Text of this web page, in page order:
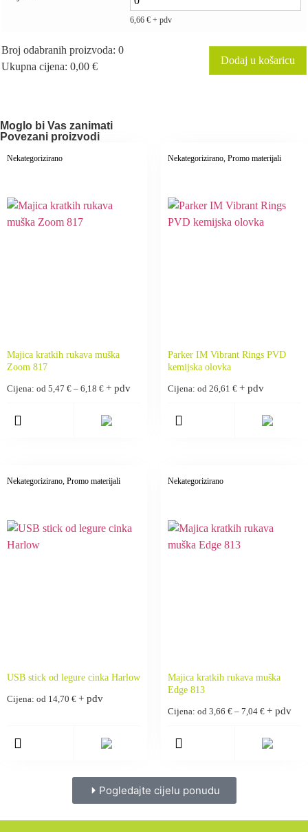
6,66 € + pdv
Broj odabranih proizvoda: 0
Ukupna cijena: 0,00 €
Your
total
0,00 €
Dodaj u košaricu
Moglo bi Vas zanimati
Povezani proizvodi
Nekategorizirano
Majica kratkih rukava muška
Zoom 817
Cijena: od 5,47 € – 6,18 € + pdv
Nekategorizirano, Promo materijali
Parker IM Vibrant Rings PVD
kemijska olovka
Cijena: od 26,61 € + pdv
Nekategorizirano, Promo materijali
USB stick od legure cinka Harlow
Cijena: od 14,70 € + pdv
Nekategorizirano
Majica kratkih rukava muška
Edge 813
Cijena: od 3,66 € – 7,04 € + pdv
Pogledajte cijelu ponudu